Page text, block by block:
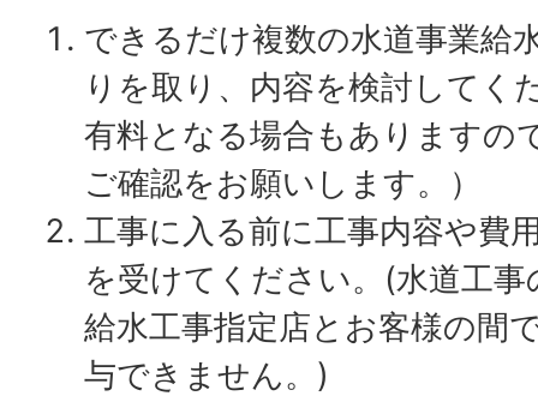
できるだけ複数の水道事業給
りを取り、内容を検討してく
有料となる場合もありますの
ご確認をお願いします。）
工事に入る前に工事内容や費
を受けてください。(水道工
給水工事指定店とお客様の間
与できません。)